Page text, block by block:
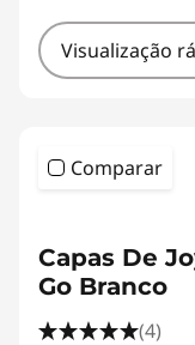
Visualização
Comparar
Capas De
Go Branco
(4)